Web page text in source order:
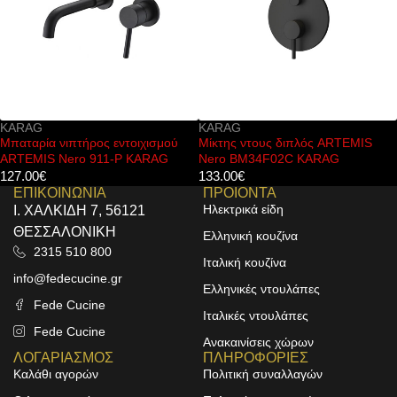
εντοιχισμού
P KARAG
Μίκτης ντους διπλός ARTEMIS
Nero BM34F02C KARAG
Μπαταρία
κίνησης
ΕΠΙΚΟΙΝΩΝΙΑ
Ι. ΧΑΛΚΙΔΗ 7, 56121
ΘΕΣΣΑΛΟΝΙΚΗ
2315 510 800
info@fedecucine.gr
Fede Cucine
Fede Cucine
ΠΡΟΙΟΝΤΑ
Ηλεκτρικά είδη
Ελληνική κουζίνα
Ιταλική κουζίνα
Ελληνικές ντουλάπες
Ιταλικές ντουλάπες
Ανακαινίσεις χώρων
ΛΟΓΑΡΙΑΣΜΟΣ
Καλάθι αγορών
ΠΛΗΡΟΦΟΡΙΕΣ
Πολιτική συναλλαγών